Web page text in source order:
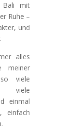
Bali mit
Ruhe –
und
alles
meiner
viele
viele
einmal
einfach